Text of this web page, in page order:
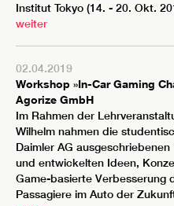
Institut Tokyo (14. - 20. Okt.
weiter
02.04.2019
Workshop »In-Car Gaming
Agorize GmbH
Im Rahmen der
Wilhelm nahmen die
Daimler AG
und entwickelten Ideen,
Game-basierte Verbesserung
Passagiere im Auto der